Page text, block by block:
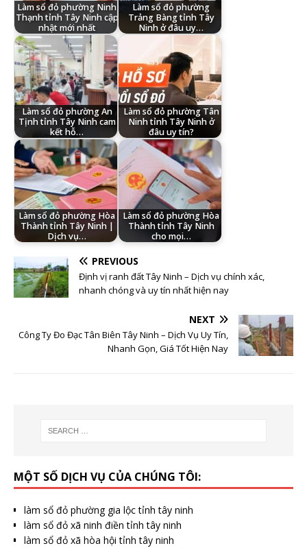
Làm sổ đỏ phường Ninh
Thạnh tỉnh Tây Ninh cập
nhật mới nhất
Làm sổ đỏ phường
Trảng Bàng tỉnh Tây
Ninh ở đâu uy…
Làm sổ đỏ phường An
Tịnh tỉnh Tây Ninh cam
kết hỗ…
Làm sổ đỏ phường Tân
Ninh tỉnh Tây Ninh ở
đâu uy tín?
Làm sổ đỏ phường Hòa
Thành tỉnh Tây Ninh |
Dịch vụ…
Làm sổ đỏ phường Hòa
Thành tỉnh Tây Ninh
cho mọi…
PREVIOUS
Định vị ranh đất Tây Ninh – Dịch vụ chính xác,
nhanh chóng và uy tín nhất hiện nay
NEXT
Công Ty Đo Đạc Tân Biên Tây Ninh – Dịch Vụ Uy Tín,
Nhanh Gọn, Giá Tốt Hiện Nay
MỘT SỐ DỊCH VỤ CỦA CHÚNG TÔI:
làm sổ đỏ phường gia lộc tỉnh tây ninh
làm sổ đỏ xã ninh điền tỉnh tây ninh
làm sổ đỏ xã hòa hội tỉnh tây ninh